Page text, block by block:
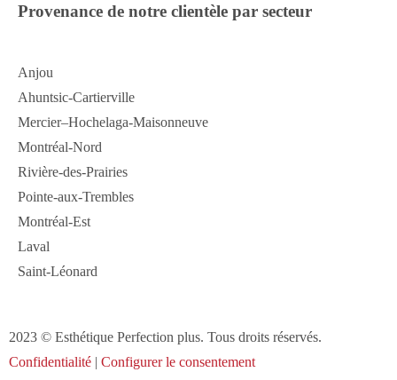
Provenance de notre clientèle par secteur
Anjou
Ahuntsic-Cartierville
Mercier–Hochelaga-Maisonneuve
Montréal-Nord
Rivière-des-Prairies
Pointe-aux-Trembles
Montréal-Est
Laval
Saint-Léonard
2023 © Esthétique Perfection plus. Tous droits réservés.
Confidentialité | Configurer le consentement